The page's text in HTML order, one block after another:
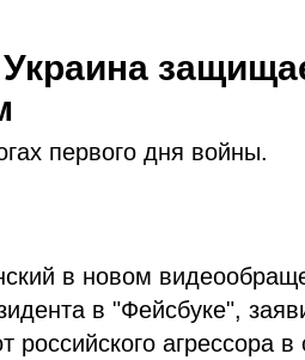
первого дня войны.
в новом
в "Фейсбуке",
агрессора в